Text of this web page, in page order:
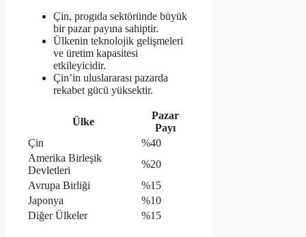
Çin, progıda sektöründe büyük
bir pazar payına sahiptir.
Ülkenin teknolojik gelişmeleri
ve üretim kapasitesi
etkileyicidir.
Çin’in uluslararası pazarda
rekabet gücü yüksektir.
Ülke
Pazar
Payı
Çin
%40
Amerika Birleşik
Devletleri
%20
Avrupa Birliği
%15
Japonya
%10
Diğer Ülkeler
%15